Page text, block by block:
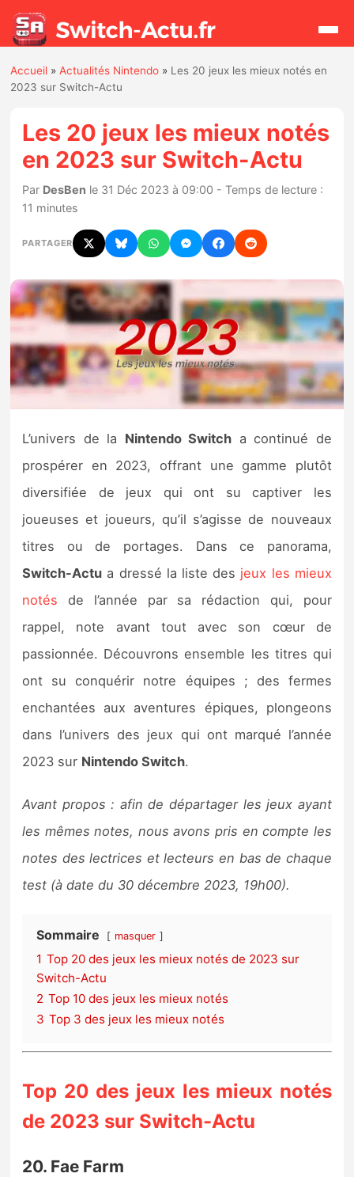
Actualités
Jeux
Hardware
Chiffres de ventes
Rumeurs
Nintendo Direct
Tests et previews
Tests de jeux
Tests d’accessoires
Autres tests
Previews
Précommandes
Précommandes jeux Switch 2
Sorties de jeux
Bons plans
Guides
Accueil »Actualités Nintendo » Les 20 jeux les mieux notés en
2023 sur Switch-Actu
Les 20 jeux les mieux notés
en 2023 sur Switch-Actu
Par DesBen le 31 Déc 2023 à 09:00 - Temps de lecture :
11 minutes
PARTAGER
L’univers de la Nintendo Switch a continué de
prospérer en 2023, offrant une gamme plutôt
diversifiée de jeux qui ont su captiver les
joueuses et joueurs, qu’il s’agisse de nouveaux
titres ou de portages. Dans ce panorama,
Switch-Actu a dressé la liste des jeux les mieux
notés de l’année par sa rédaction qui, pour
rappel, note avant tout avec son cœur de
passionnée. Découvrons ensemble les titres qui
ont su conquérir notre équipes ; des fermes
enchantées aux aventures épiques, plongeons
dans l’univers des jeux qui ont marqué l’année
2023 sur Nintendo Switch.
Avant propos : afin de départager les jeux ayant
les mêmes notes, nous avons pris en compte les
notes des lectrices et lecteurs en bas de chaque
test (à date du 30 décembre 2023, 19h00).
Sommaire masquer
1 Top 20 des jeux les mieux notés de 2023 sur
Switch-Actu
2 Top 10 des jeux les mieux notés
3 Top 3 des jeux les mieux notés
Top 20 des jeux les mieux notés
de 2023 sur Switch-Actu
20. Fae Farm